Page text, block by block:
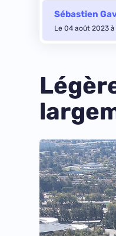
Sébastien
Le 04 août 2023